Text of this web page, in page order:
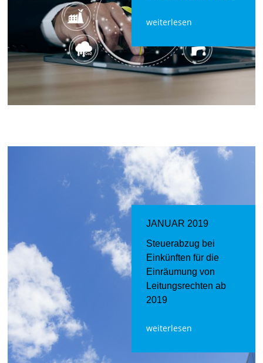
weiterlesen
JANUAR 2019
Steuerabzug bei
Einkünften für die
Einräumung von
Leitungsrechten ab
2019
weiterlesen